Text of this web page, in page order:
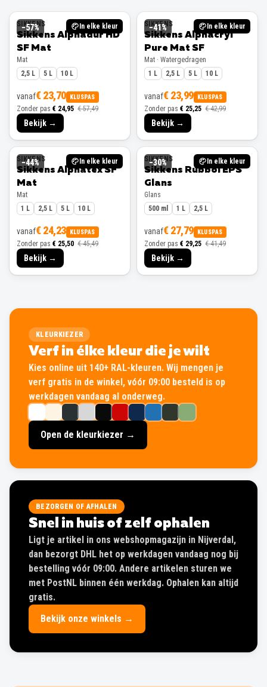
−57% In elke kleur
SIKKENS
Sikkens Alphadur HD
SF Mat
Mat
2,5 L
5 L 10 L
vanaf€ 23,70 KLUSPAS
Zonder pas € 24,95 € 57,49
Bekijk →
−41% In elke kleur
SIKKENS
Sikkens Alphacryl
Pure Mat SF
Mat · Watergedragen
1 L
2,5 L 5 L 10 L
vanaf€ 23,99 KLUSPAS
Zonder pas € 25,25 € 42,99
Bekijk →
−44% In elke kleur
SIKKENS
Sikkens Alphatex SF
Mat
Mat
1 L
2,5 L 5 L 10 L
vanaf€ 24,23 KLUSPAS
Zonder pas € 25,50 € 45,49
Bekijk →
−30% In elke kleur
SIKKENS
Sikkens Rubbol EPS
Glans
Glans
500 ml
1 L 2,5 L
vanaf€ 27,79 KLUSPAS
Zonder pas € 29,25 € 41,49
Bekijk →
KLEURKIEZER
Verf in élke kleur die je wilt
Kies online uit 140+ RAL-kleuren. Wij mengen je
verf gratis in de winkel, vóór 09:00 besteld is op
werkdagen vandaag al onderweg.
Open de kleurkiezer →
BEZORGEN OF AFHALEN
Snel in huis of zelf ophalen
Ligt je artikel in ons webshopmagazijn in Nijverdal,
dan bezorgt DHL het op werkdagen vandaag nog bij
bestelling vóór 09:00. Andere artikelen sturen we
met PostNL binnen één werkdag. Ophalen kan altijd
gratis.
Bekijk onze winkels →